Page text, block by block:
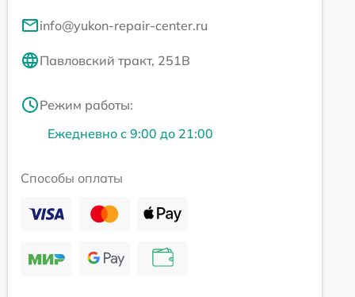
info@yukon-repair-center.ru
Павловский тракт, 251В
Режим работы:
Ежедневно с 9:00 до 21:00
Способы оплаты